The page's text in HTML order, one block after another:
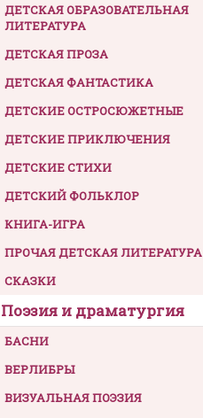
ДЕТСКАЯ ОБРАЗОВАТЕЛЬНАЯ
ЛИТЕРАТУРА
ДЕТСКАЯ ПРОЗА
ДЕТСКАЯ ФАНТАСТИКА
ДЕТСКИЕ ОСТРОСЮЖЕТНЫЕ
ДЕТСКИЕ ПРИКЛЮЧЕНИЯ
ДЕТСКИЕ СТИХИ
ДЕТСКИЙ ФОЛЬКЛОР
КНИГА-ИГРА
ПРОЧАЯ ДЕТСКАЯ ЛИТЕРАТУРА
СКАЗКИ
Поэзия и драматургия
БАСНИ
ВЕРЛИБРЫ
ВИЗУАЛЬНАЯ ПОЭЗИЯ